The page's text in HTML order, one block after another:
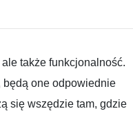
także funkcjonalność.
będą one odpowiednie
się wszędzie tam, gdzie